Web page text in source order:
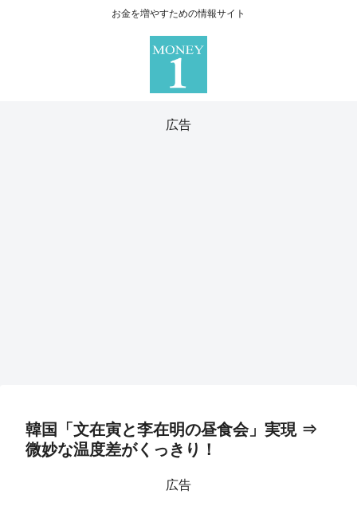
お金を増やすための情報サイト
広告
韓国「文在寅と李在明の昼食会」実現 ⇒
微妙な温度差がくっきり！
広告